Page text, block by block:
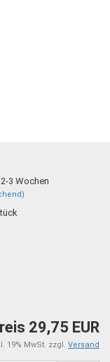
2-3 Wochen
29,75 EUR
19% MwSt. zzgl. Versand